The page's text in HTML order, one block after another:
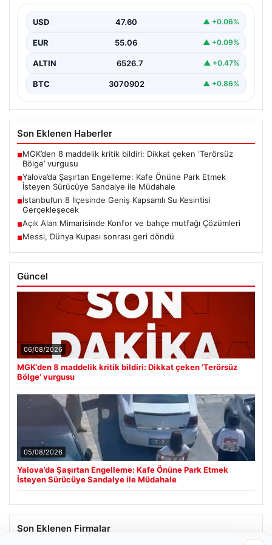
Yalova’da yaşanan sıra dışı bir olay, gündeme damgasını
USD 47.60 ▲ +0.06%
EUR 55.06 ▲ +0.09%
ALTIN 6526.7 ▲ +0.47%
BTC 3070902 ▲ +0.86%
Son Eklenen Haberler
■MGK’den 8 maddelik kritik bildiri: Dikkat çeken ‘Terörsüz
Bölge’ vurgusu
■Yalova’da Şaşırtan Engelleme: Kafe Önüne Park Etmek
İsteyen Sürücüye Sandalye ile Müdahale
■İstanbul’un 8 İlçesinde Geniş Kapsamlı Su Kesintisi
Gerçekleşecek
■Açık Alan Mimarisinde Konfor ve bahçe mutfağı Çözümleri
■Messi, Dünya Kupası sonrası geri döndü
Güncel
06/08/2026
MGK’den 8 maddelik kritik bildiri: Dikkat çeken ‘Terörsüz
Bölge’ vurgusu
05/08/2026
Yalova’da Şaşırtan Engelleme: Kafe Önüne Park Etmek
İsteyen Sürücüye Sandalye ile Müdahale
Son Eklenen Firmalar